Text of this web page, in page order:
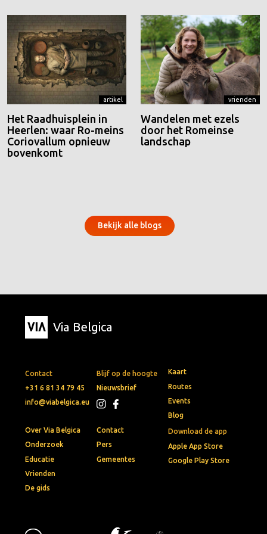
artikel
Het Raadhuisplein in
Heerlen: waar Ro-meins
Coriovallum opnieuw
bovenkomt
vrienden
Wandelen met ezels
door het Romeinse
landschap
Bekijk alle blogs
Via Belgica
Contact
+31 6 81 34 79 45
info@viabelgica.eu
Blijf op de hoogte
Nieuwsbrief
Download de app
Apple App Store
Google Play Store
Kaart
Routes
Events
Blog
Over Via Belgica
Onderzoek
Educatie
Vrienden
De gids
Contact
Pers
Gemeentes